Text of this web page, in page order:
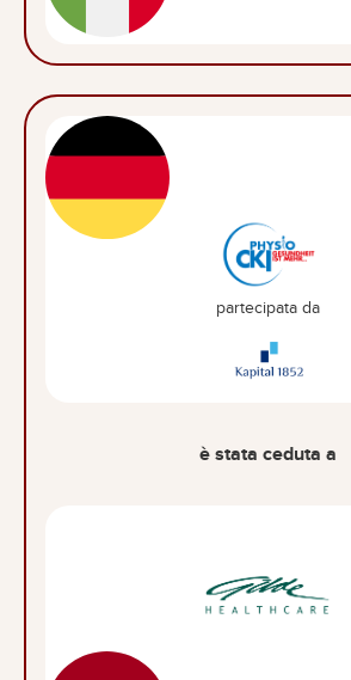
partecipata da
è stata ceduta a